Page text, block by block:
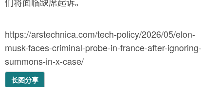
https://arstechnica.com/tech-policy/2026/05/elon-
musk-faces-criminal-probe-in-france-after-ignoring-
summons-in-x-case/
长图分享